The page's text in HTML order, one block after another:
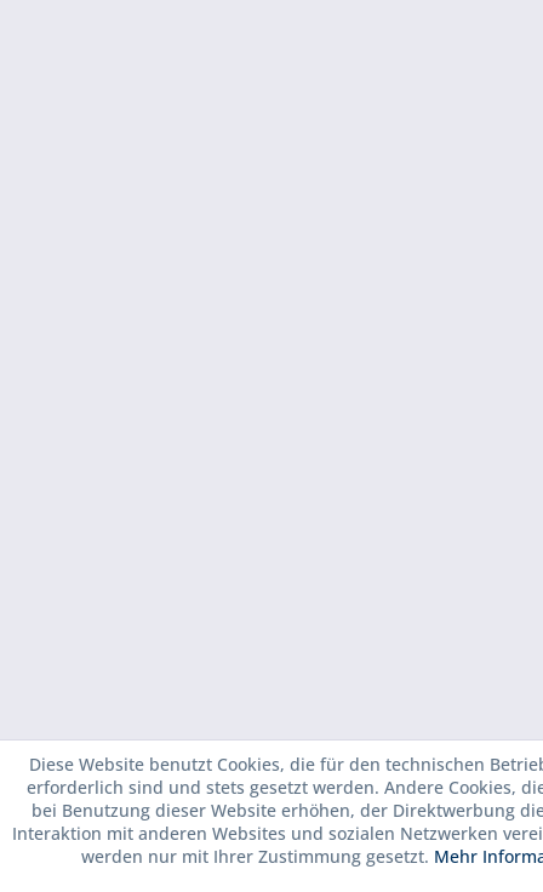
Diese Website benutzt Cookies, die für den technischen
erforderlich sind und stets gesetzt werden. Andere Cookies,
bei Benutzung dieser Website erhöhen, der Direktwerbung
Interaktion mit anderen Websites und sozialen Netzwerken
werden nur mit Ihrer Zustimmung gesetzt. Mehr